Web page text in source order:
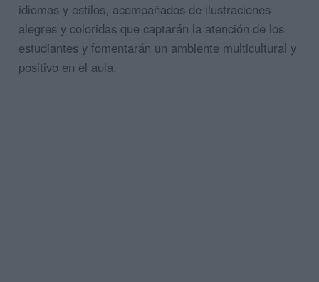
idiomas y estilos, acompañados de ilustraciones
alegres y coloridas que captarán la atención de los
estudiantes y fomentarán un ambiente multicultural y
positivo en el aula.